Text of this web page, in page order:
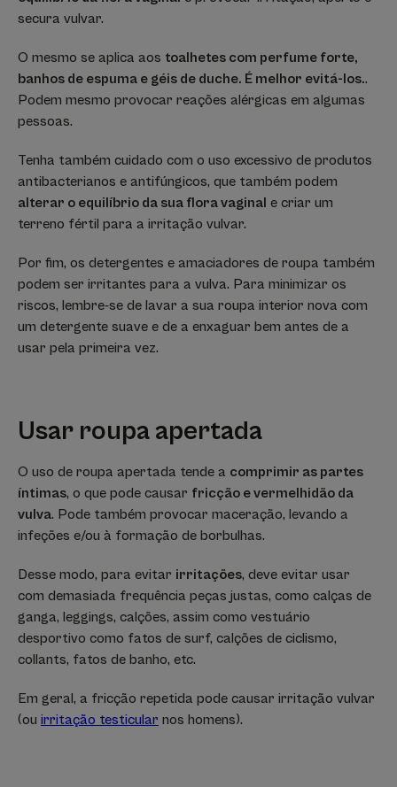
secura vulvar.
O mesmo se aplica aos toalhetes com perfume forte,
banhos de espuma e géis de duche. É melhor evitá-los..
Podem mesmo provocar reações alérgicas em algumas
pessoas.
Tenha também cuidado com o uso excessivo de produtos
antibacterianos e antifúngicos, que também podem
alterar o equilíbrio da sua flora vaginal e criar um
terreno fértil para a irritação vulvar.
Por fim, os detergentes e amaciadores de roupa também
podem ser irritantes para a vulva. Para minimizar os
riscos, lembre-se de lavar a sua roupa interior nova com
um detergente suave e de a enxaguar bem antes de a
usar pela primeira vez.
Usar roupa apertada
O uso de roupa apertada tende a comprimir as partes
íntimas, o que pode causar fricção e vermelhidão da
vulva. Pode também provocar maceração, levando a
infeções e/ou à formação de borbulhas.
Desse modo, para evitar irritações, deve evitar usar
com demasiada frequência peças justas, como calças de
ganga, leggings, calções, assim como vestuário
desportivo como fatos de surf, calções de ciclismo,
collants, fatos de banho, etc.
Em geral, a fricção repetida pode causar irritação vulvar
(ou irritação testicular nos homens).